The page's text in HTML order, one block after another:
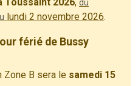
du
lundi 2 novembre 2026.
férié de Bussy
Zone B sera le samedi 15